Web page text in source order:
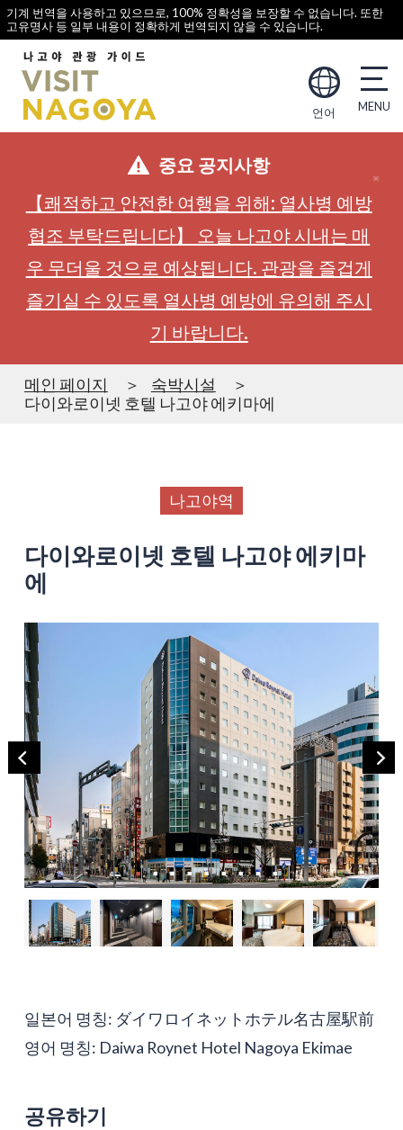
기계 번역을 사용하고 있으므로, 100% 정확성을 보장할 수 없습니다. 또한
고유명사 등 일부 내용이 정확하게 번역되지 않을 수 있습니다.
언어
중요 공지사항
【쾌적하고 안전한 여행을 위해: 열사병 예방
협조 부탁드립니다】 오늘 나고야 시내는 매
우 무더울 것으로 예상됩니다. 관광을 즐겁게
즐기실 수 있도록 열사병 예방에 유의해 주시
기 바랍니다.
메인 페이지
숙박시설
다이와로이넷 호텔 나고야 에키마에
나고야역
다이와로이넷 호텔 나고야 에키마
에
일본어 명칭: ダイワロイネットホテル名古屋駅前
영어 명칭: Daiwa Roynet Hotel Nagoya Ekimae
공유하기